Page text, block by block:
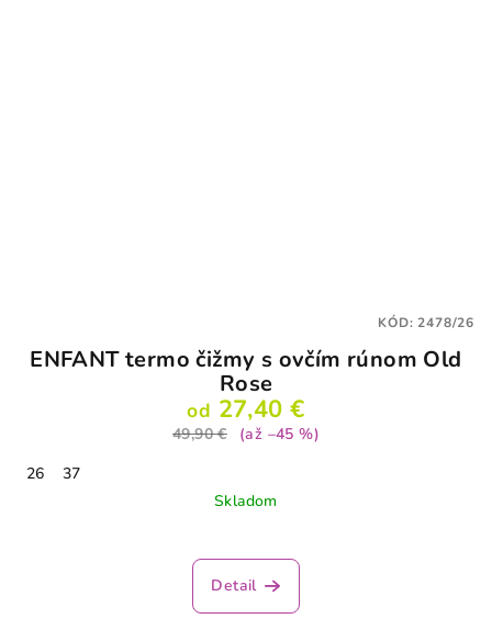
ENFANT termo čižmy s ovčím rúnom Old
Rose
od 27,40 €
49,90 €
(až –45 %)
26
37
Skladom
hodnotenie
produktu
Detail
KÓD:2478/26